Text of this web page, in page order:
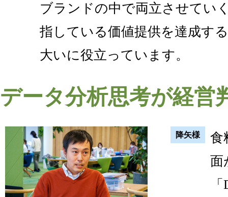
ブランドの中で両立させてい
指している価値提供を達成す
大いに役立っています。
データ分析思考が経営
降矢様
食
面